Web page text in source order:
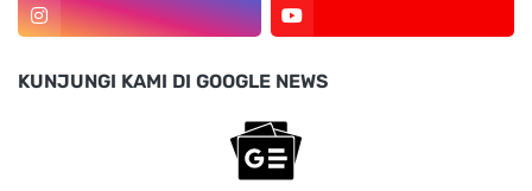
KUNJUNGI KAMI DI GOOGLE NEWS